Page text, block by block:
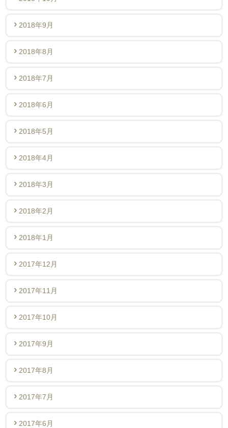
2018年9月
2018年8月
2018年7月
2018年6月
2018年5月
2018年4月
2018年3月
2018年2月
2018年1月
2017年12月
2017年11月
2017年10月
2017年9月
2017年8月
2017年7月
2017年6月